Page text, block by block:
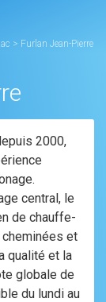
> Furlan Jean-Pierre
2000,
central, le
de chauffe-
et
qualité et la
globale de
du lundi au